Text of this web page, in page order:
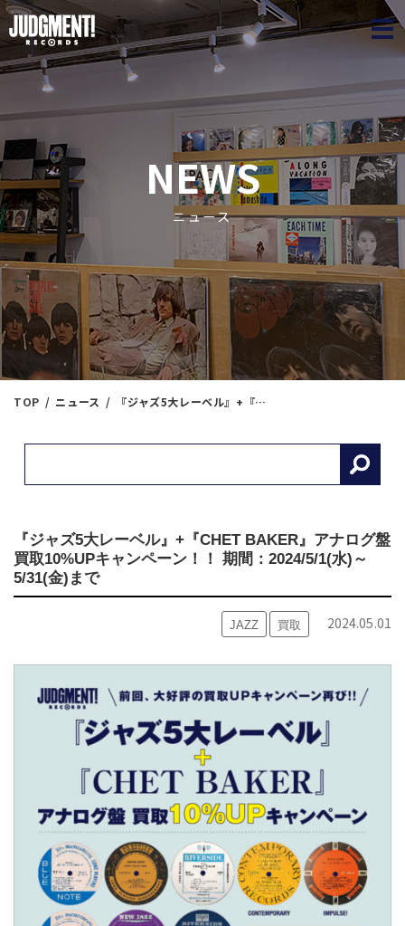
NEWS
ニュース
TOP ニュース 『ジャズ5大レーベル』+『CHET BAKER』アナログ盤 買取10%UPキャンペーン！！ 期間：2024/5/1(水)～5/31(金)まで
『ジャズ5大レーベル』+『CHET BAKER』アナログ盤
買取10%UPキャンペーン！！ 期間：2024/5/1(水)～
5/31(金)まで
JAZZ 買取 2024.05.01